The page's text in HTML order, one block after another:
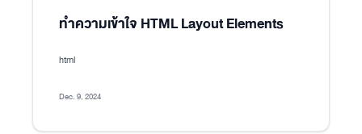
ทำความเข้าใจ HTML Layout Elements
html
Dec. 9, 2024